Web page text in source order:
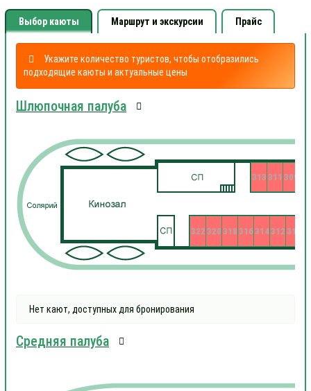
Выбор каюты Маршрут и экскурсии Прайс
Укажите количество туристов, чтобы отобразились
подходящие каюты и актуальные цены
Шлюпочная палуба
309
310
311
312
313
314
316
318
320
322
Нет кают, доступных для бронирования
Средняя палуба